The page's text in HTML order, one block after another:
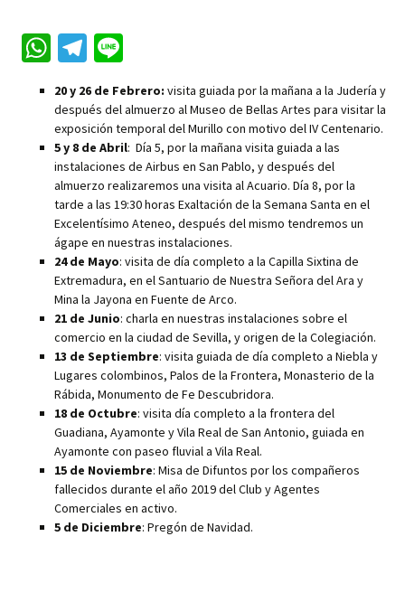
W
h
at
sA
p
p
Te
le
gr
a
m
n
e
20 y 26 de Febrero: visita guiada por la mañana a la Judería y
después del almuerzo al Museo de Bellas Artes para visitar la
exposición temporal del Murillo con motivo del IV Centenario.
5 y 8 de Abril: Día 5, por la mañana visita guiada a las
instalaciones de Airbus en San Pablo, y después del
almuerzo realizaremos una visita al Acuario. Día 8, por la
tarde a las 19:30 horas Exaltación de la Semana Santa en el
Excelentísimo Ateneo, después del mismo tendremos un
ágape en nuestras instalaciones.
24 de Mayo: visita de día completo a la Capilla Sixtina de
Extremadura, en el Santuario de Nuestra Señora del Ara y
Mina la Jayona en Fuente de Arco.
21 de Junio: charla en nuestras instalaciones sobre el
comercio en la ciudad de Sevilla, y origen de la Colegiación.
13 de Septiembre: visita guiada de día completo a Niebla y
Lugares colombinos, Palos de la Frontera, Monasterio de la
Rábida, Monumento de Fe Descubridora.
18 de Octubre: visita día completo a la frontera del
Guadiana, Ayamonte y Vila Real de San Antonio, guiada en
Ayamonte con paseo fluvial a Vila Real.
15 de Noviembre: Misa de Difuntos por los compañeros
fallecidos durante el año 2019 del Club y Agentes
Comerciales en activo.
5 de Diciembre: Pregón de Navidad.